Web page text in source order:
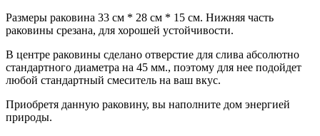
Размеры раковина 33 см * 28 см * 15 см. Нижняя часть
раковины срезана, для хорошей устойчивости.
В центре раковины сделано отверстие для слива абсолютно
стандартного диаметра на 45 мм., поэтому для нее подойдет
любой стандартный смеситель на ваш вкус.
Приобретя данную раковину, вы наполните дом энергией
природы.